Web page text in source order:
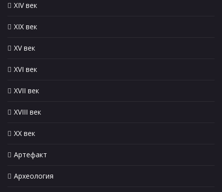
XIV век
XIX век
XV век
XVI век
XVII век
XVIII век
XX век
Артефакт
Археология